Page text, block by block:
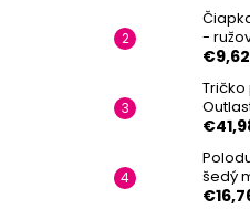
-
€9,62
Tričko
šedý